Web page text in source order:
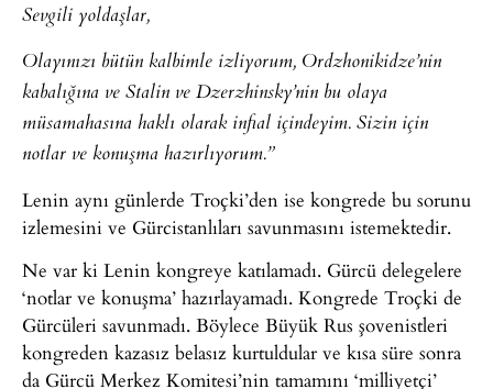
Sevgili yoldaşlar,
Olayınızı bütün kalbimle izliyorum, Ordzhonikidze’nin
kabalığına ve Stalin ve Dzerzhinsky’nin bu olaya
müsamahasına haklı olarak infial içindeyim. Sizin için
notlar ve konuşma hazırlıyorum.”
Lenin aynı günlerde Troçki’den ise kongrede bu sorunu
izlemesini ve Gürcistanlıları savunmasını istemektedir.
Ne var ki Lenin kongreye katılamadı. Gürcü delegelere
‘notlar ve konuşma’ hazırlayamadı. Kongrede Troçki de
Gürcüleri savunmadı. Böylece Büyük Rus şovenistleri
kongreden kazasız belasız kurtuldular ve kısa süre sonra
da Gürcü Merkez Komitesi’nin tamamını ‘milliyetçi’